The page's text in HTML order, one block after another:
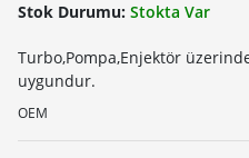
Stok Durumu: Stokta Var
Turbo,Pompa,Enjektör
uygundur.
OEM